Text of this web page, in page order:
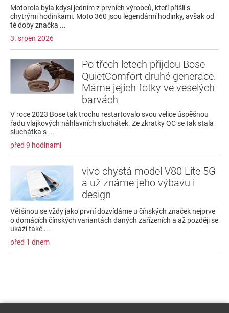
Motorola byla kdysi jedním z prvních výrobců, kteří přišli s
chytrými hodinkami. Moto 360 jsou legendární hodinky, avšak od
té doby značka ...
3. srpen 2026
Po třech letech přijdou Bose
QuietComfort druhé generace.
Máme jejich fotky ve veselých
barvách
V roce 2023 Bose tak trochu restartovalo svou velice úspěšnou
řadu vlajkových náhlavních sluchátek. Ze zkratky QC se tak stala
sluchátka s ...
před 9 hodinami
vivo chystá model V80 Lite 5G
a už známe jeho výbavu i
design
Většinou se vždy jako první dozvídáme u čínských značek nejprve
o domácích čínských variantách daných zařízeních a až později se
ukáží také ...
před 1 dnem